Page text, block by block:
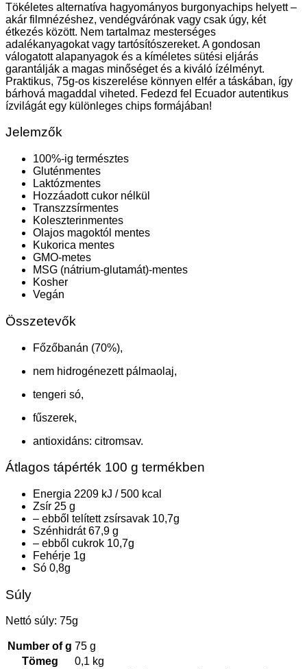
Tökéletes alternatíva hagyományos burgonyachips helyett –
akár filmnézéshez, vendégvárónak vagy csak úgy, két
étkezés között. Nem tartalmaz mesterséges
adalékanyagokat vagy tartósítószereket. A gondosan
válogatott alapanyagok és a kíméletes sütési eljárás
garantálják a magas minőséget és a kiváló ízélményt.
Praktikus, 75g-os kiszerelése könnyen elfér a táskában, így
bárhová magaddal viheted. Fedezd fel Ecuador autentikus
ízvilágát egy különleges chips formájában!
Jelemzők
100%-ig természtes
Gluténmentes
Laktózmentes
Hozzáadott cukor nélkül
Transzzsírmentes
Koleszterinmentes
Olajos magoktól mentes
Kukorica mentes
GMO-metes
MSG (nátrium-glutamát)-mentes
Kosher
Vegán
Összetevők
Főzőbanán (70%),
nem hidrogénezett pálmaolaj,
tengeri só,
fűszerek,
antioxidáns: citromsav.
Átlagos tápérték 100 g termékben
Energia 2209 kJ / 500 kcal
Zsír 25 g
– ebből telített zsírsavak 10,7g
Szénhidrát 67,9 g
– ebből cukrok 10,7g
Fehérje 1g
Só 0,8g
Súly
Nettó súly: 75g
Number of g 75 g
Tömeg
0,1 kg